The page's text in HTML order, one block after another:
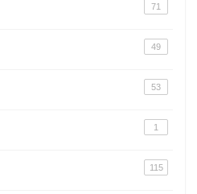
71
49
53
1
115